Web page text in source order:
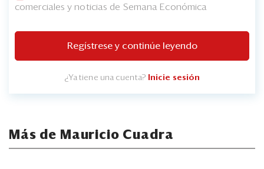
comerciales y noticias de Semana Económica
Regístrese y continúe leyendo
¿Ya tiene una cuenta? Inicie sesión
Más de Mauricio Cuadra